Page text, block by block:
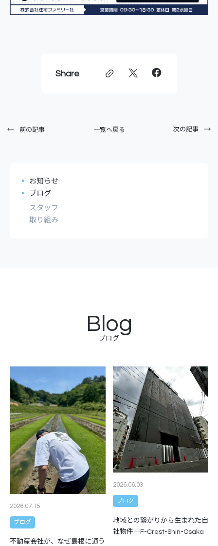
Share
前の記事 一覧へ戻る 次の記事
お知らせ
ブログ
スタッフ
取り組み
ブログ
Blog
2026.07.15
ブログ
不動産会社が、なぜ島根に通う
2026.06.03
ブログ
地域との繋がりから生まれた自
社物件―F-Crest-Shin-Osaka